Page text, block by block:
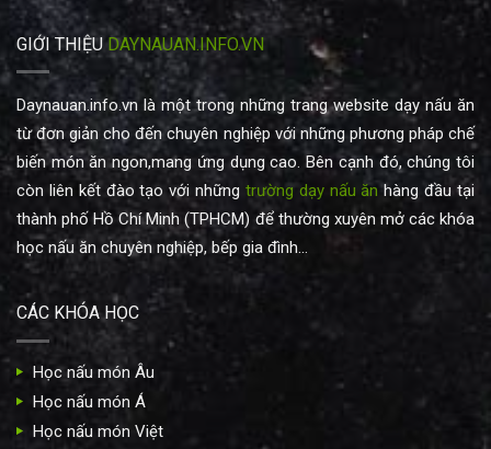
GIỚI THIỆUDAYNAUAN.INFO.VN
Daynauan.info.vn là một trong những trang website dạy nấu ăn
từ đơn giản cho đến chuyên nghiệp với những phương pháp chế
biến món ăn ngon,mang ứng dụng cao. Bên cạnh đó, chúng tôi
còn liên kết đào tạo với những trường dạy nấu ăn hàng đầu tại
thành phố Hồ Chí Minh (TPHCM) để thường xuyên mở các khóa
học nấu ăn chuyên nghiệp, bếp gia đình...
CÁC KHÓA HỌC
Học nấu món Âu
Học nấu món Á
Học nấu món Việt